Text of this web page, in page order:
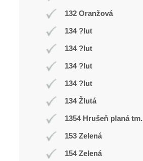
132 Oranžová
134 ?lut
134 ?lut
134 ?lut
134 ?lut
134 Žlutá
1354 Hrušeň planá tm.
153 Zelená
154 Zelená